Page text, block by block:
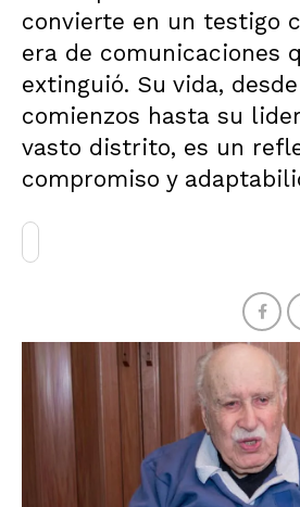
convierte en un testigo
era de comunicaciones
extinguió. Su vida,
comienzos hasta su
vasto distrito, es un
compromiso y